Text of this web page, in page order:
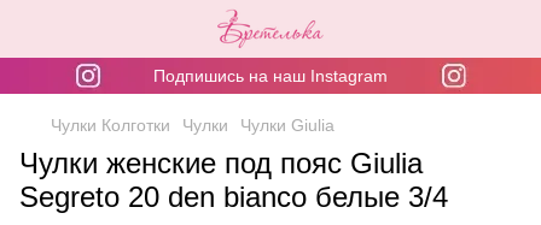
Подпишись на наш Instagram
Чулки Колготки Чулки Чулки Giulia
Чулки женские под пояс Giulia
Segreto 20 den bianco белые 3/4